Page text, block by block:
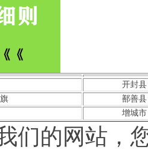
开封县
鄯善县
增城市
们的网站，